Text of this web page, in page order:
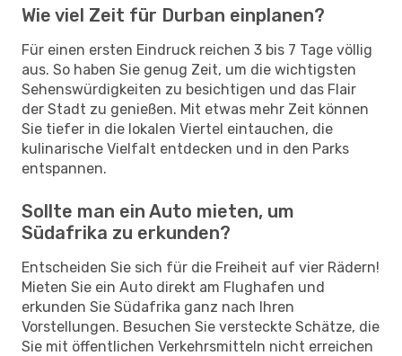
Wie viel Zeit für Durban einplanen?
Für einen ersten Eindruck reichen 3 bis 7 Tage völlig
aus. So haben Sie genug Zeit, um die wichtigsten
Sehenswürdigkeiten zu besichtigen und das Flair
der Stadt zu genießen. Mit etwas mehr Zeit können
Sie tiefer in die lokalen Viertel eintauchen, die
kulinarische Vielfalt entdecken und in den Parks
entspannen.
Sollte man ein Auto mieten, um
Südafrika zu erkunden?
Entscheiden Sie sich für die Freiheit auf vier Rädern!
Mieten Sie ein Auto direkt am Flughafen und
erkunden Sie Südafrika ganz nach Ihren
Vorstellungen. Besuchen Sie versteckte Schätze, die
Sie mit öffentlichen Verkehrsmitteln nicht erreichen